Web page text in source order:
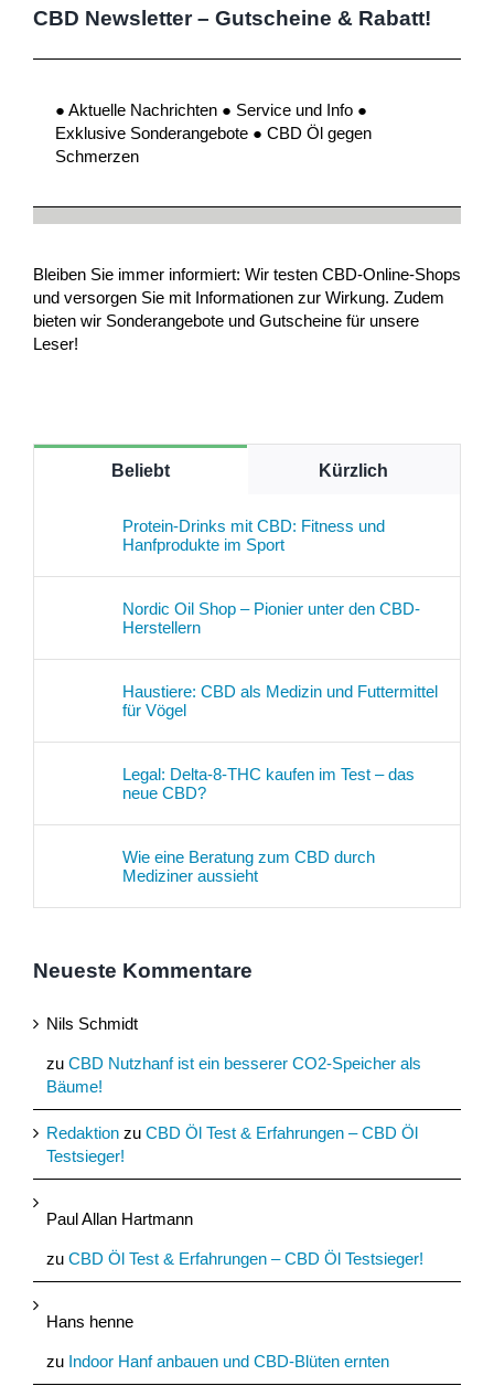
CBD Newsletter – Gutscheine & Rabatt!
● Aktuelle Nachrichten ● Service und Info ●
Exklusive Sonderangebote ● CBD Öl gegen
Schmerzen
Bleiben Sie immer informiert: Wir testen CBD-Online-Shops
und versorgen Sie mit Informationen zur Wirkung. Zudem
bieten wir Sonderangebote und Gutscheine für unsere
Leser!
Beliebt Kürzlich
Protein-Drinks mit CBD: Fitness und
Hanfprodukte im Sport
Nordic Oil Shop – Pionier unter den CBD-
Herstellern
Haustiere: CBD als Medizin und Futtermittel
für Vögel
Legal: Delta-8-THC kaufen im Test – das
neue CBD?
Wie eine Beratung zum CBD durch
Mediziner aussieht
Neueste Kommentare
Nils Schmidt
zu CBD Nutzhanf ist ein besserer CO2-Speicher als
Bäume!
Redaktion zu CBD Öl Test & Erfahrungen – CBD Öl
Testsieger!
Paul Allan Hartmann
zu CBD Öl Test & Erfahrungen – CBD Öl Testsieger!
Hans henne
zu Indoor Hanf anbauen und CBD-Blüten ernten